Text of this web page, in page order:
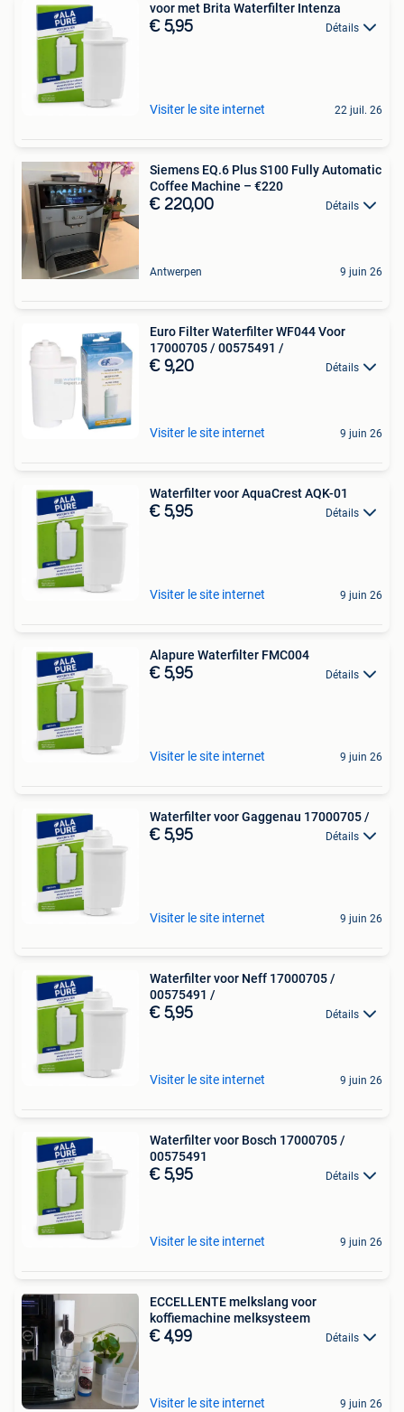
voor met Brita Waterfilter Intenza
€ 5,95 Détails
Visiter le site internet 22 juil. 26
Siemens EQ.6 Plus S100 Fully Automatic
Coffee Machine – €220
€ 220,00 Détails
Antwerpen 9 juin 26
Euro Filter Waterfilter WF044 Voor
17000705 / 00575491 /
€ 9,20 Détails
Visiter le site internet 9 juin 26
Waterfilter voor AquaCrest AQK-01
€ 5,95 Détails
Visiter le site internet 9 juin 26
Alapure Waterfilter FMC004
€ 5,95 Détails
Visiter le site internet 9 juin 26
Waterfilter voor Gaggenau 17000705 /
€ 5,95 Détails
Visiter le site internet 9 juin 26
Waterfilter voor Neff 17000705 /
00575491 /
€ 5,95 Détails
Visiter le site internet 9 juin 26
Waterfilter voor Bosch 17000705 /
00575491
€ 5,95 Détails
Visiter le site internet 9 juin 26
ECCELLENTE melkslang voor
koffiemachine melksysteem
€ 4,99 Détails
Visiter le site internet 9 juin 26